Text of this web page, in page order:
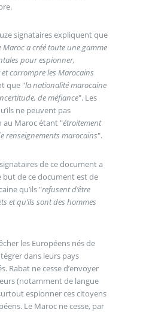
signataires expliquent que
a créé toute une gamme
pour espionner,
corrompre les Marocains
que "la nationalité marocaine
de méfiance". Les
ne peuvent pas
au Maroc étant "étroitement
renseignements marocains".
de ce document a
but de ce document est de
qu’ils "refusent d’être
et qu’ils sont des hommes
les Européens nés de
dans leurs pays
Rabat ne cesse d’envoyer
(notamment de langue
espionner ces citoyens
Le Maroc ne cesse, par